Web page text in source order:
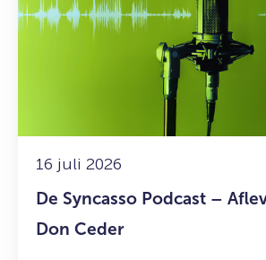
16 juli 2026
De Syncasso Podcast –
Don Ceder
Syncasso
Podcast
Don
Ceder